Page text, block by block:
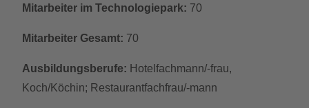
Mitarbeiter im Technologiepark: 70
Mitarbeiter Gesamt: 70
Ausbildungsberufe: Hotelfachmann/-frau,
Koch/Köchin; Restaurantfachfrau/-mann